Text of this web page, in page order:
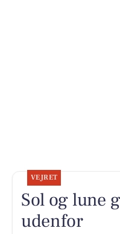
VEJRET
Sol og lune
udenfor